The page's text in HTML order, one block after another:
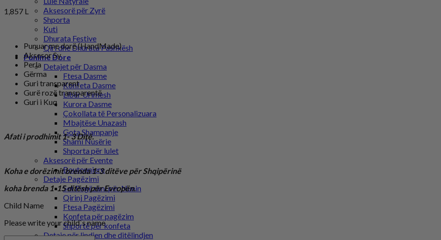
Aksesorë për Zyrë
Shporta
Kuti
Dhurata Festive
Qiri dhe Dhurata Pashkësh
Punime Dore
Detajet për Dasma
Ftesa Dasme
Konfeta Dasme
Libër Urimesh
Kurora Dasme
Çokollata të Personalizuara
Mbajtëse Unazash
Gota Shampanje
Shami Nusërie
Shporta për lulet
Aksesorë për Evente
Boutonniere
Detaje Pagëzimi
Set Pagëzimi për Nunin
Qirinj Pagëzimi
Ftesa Pagëzimi
Konfeta për pagëzim
Shportë për konfeta
Detaje për lindjen dhe ditëlindjen
1,857 L
Punuar me dorë (HandMade)
Aksesor Sy
Perla
Gërma
Guri transparent
Gurë rozë transparentë
Guri i Kuq
Afati i prodhimit 1- 3 Ditë.
Koha e dorëzimit brenda 1-3 ditëve për Shqipërinë
koha brenda 1-15 ditësh për Evropën.
Child Name
Please write your child`s name